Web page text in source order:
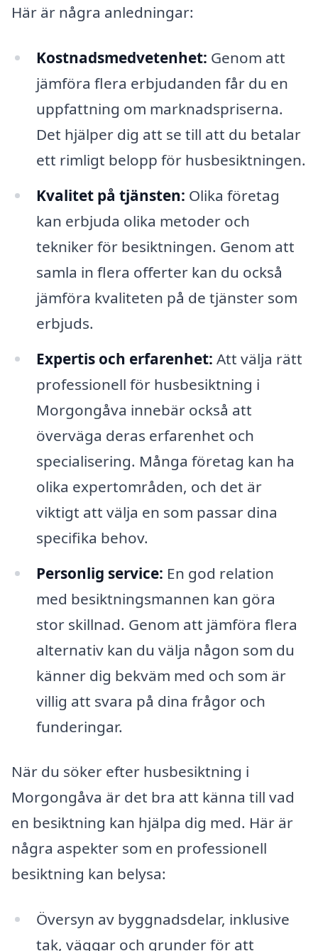
Här är några anledningar:
Kostnadsmedvetenhet: Genom att
jämföra flera erbjudanden får du en
uppfattning om marknadspriserna.
Det hjälper dig att se till att du betalar
ett rimligt belopp för husbesiktningen.
Kvalitet på tjänsten: Olika företag
kan erbjuda olika metoder och
tekniker för besiktningen. Genom att
samla in flera offerter kan du också
jämföra kvaliteten på de tjänster som
erbjuds.
Expertis och erfarenhet: Att välja rätt
professionell för husbesiktning i
Morgongåva innebär också att
överväga deras erfarenhet och
specialisering. Många företag kan ha
olika expertområden, och det är
viktigt att välja en som passar dina
specifika behov.
Personlig service: En god relation
med besiktningsmannen kan göra
stor skillnad. Genom att jämföra flera
alternativ kan du välja någon som du
känner dig bekväm med och som är
villig att svara på dina frågor och
funderingar.
När du söker efter husbesiktning i
Morgongåva är det bra att känna till vad
en besiktning kan hjälpa dig med. Här är
några aspekter som en professionell
besiktning kan belysa:
Översyn av byggnadsdelar, inklusive
tak, väggar och grunder för att